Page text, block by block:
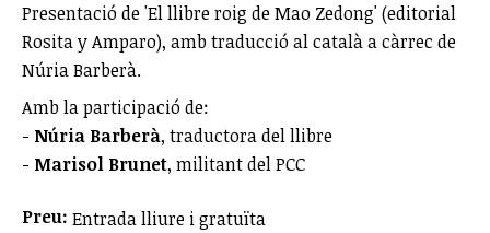
Presentació de 'El llibre roig de Mao Zedong' (editorial
Rosita y Amparo), amb traducció al català a càrrec de
Núria Barberà.
Amb la participació de:
- Núria Barberà, traductora del llibre
- Marisol Brunet, militant del PCC
Preu: Entrada lliure i gratuïta